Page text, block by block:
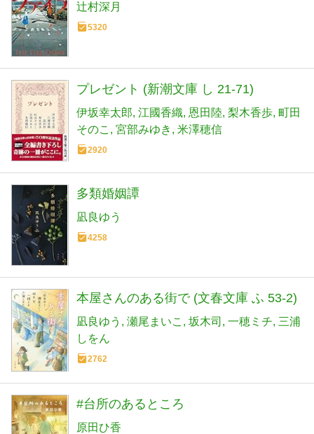
辻村深月
5320
プレゼント (新潮文庫 し 21-71)
伊坂幸太郎 江國香織 恩田陸 梨木香歩 町田
そのこ
宮部みゆき 米澤穂信
2920
多類婚姻譚
凪良ゆう
4258
本屋さんのある街で (文春文庫 ふ 53-2)
凪良ゆう 瀬尾まいこ 坂木司 一穂ミチ 三浦
しをん
2762
#台所のあるところ
原田ひ香